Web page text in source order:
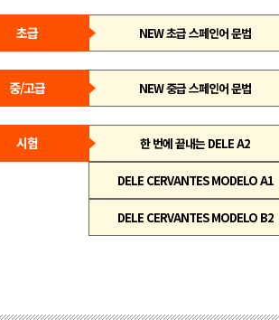
초급 NEW 초급 스페인어 문법
중/고급 NEW 중급 스페인어 문법
시험 한 번에 끝내는 DELE A2
DELE CERVANTES MODELO A1
DELE CERVANTES MODELO B2